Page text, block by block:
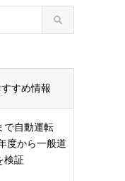
すすめ情報
で自動運転
度から一般道
検証